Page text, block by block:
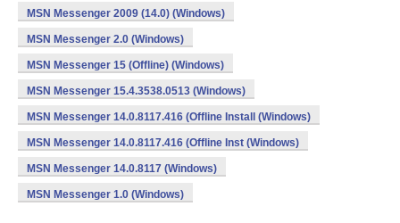
MSN Messenger 2009 (14.0) (Windows)
MSN Messenger 2.0 (Windows)
MSN Messenger 15 (Offline) (Windows)
MSN Messenger 15.4.3538.0513 (Windows)
MSN Messenger 14.0.8117.416 (Offline Install (Windows)
MSN Messenger 14.0.8117.416 (Offline Inst (Windows)
MSN Messenger 14.0.8117 (Windows)
MSN Messenger 1.0 (Windows)